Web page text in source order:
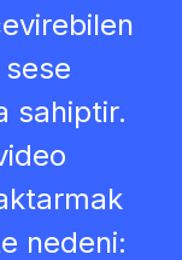
sahiptir.
nedeni: